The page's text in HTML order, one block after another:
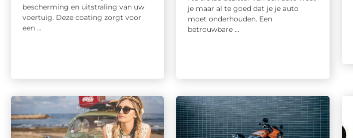
bescherming en uitstraling van uw
voertuig. Deze coating zorgt voor
een ...
je maar al te goed dat je je auto
moet onderhouden. Een
betrouwbare ...